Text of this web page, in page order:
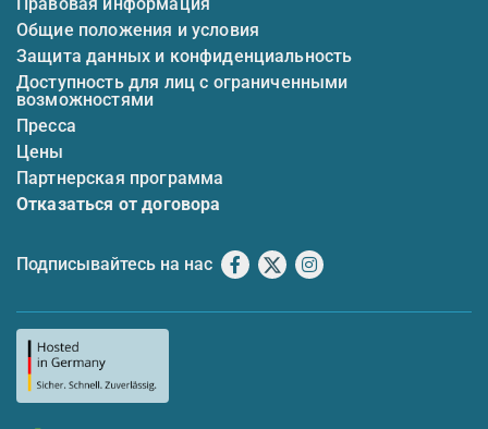
Общие положения и условия
Защита данных и конфиденциальность
Доступность для лиц с ограниченными
возможностями
Пресса
Цены
Партнерская программа
Отказаться от договора
Подписывайтесь на нас Facebook
X Instagram